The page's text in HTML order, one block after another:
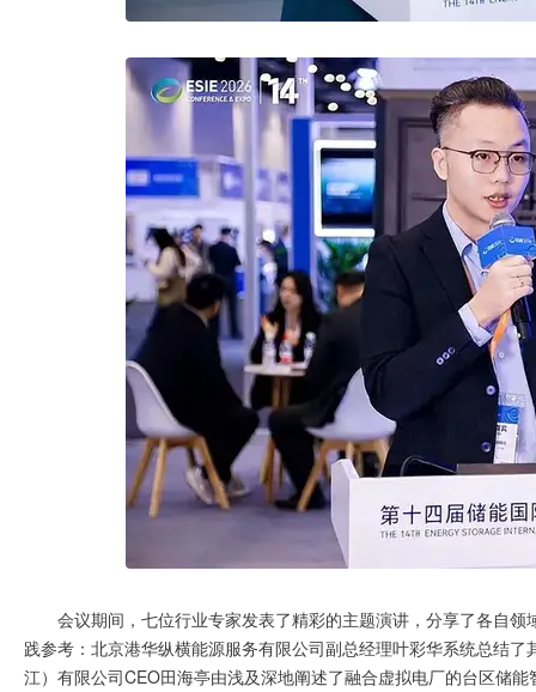
会议期间，七位行业专家发表了精彩的主题演讲，分享了各自
践参考：北京港华纵横能源服务有限公司副总经理叶彩华系统总结
江）有限公司CEO田海亭由浅及深地阐述了融合虚拟电厂的台区储